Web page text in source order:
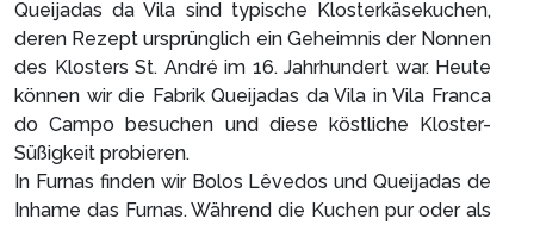
Queijadas da Vila sind typische Klosterkäsekuchen,
deren Rezept ursprünglich ein Geheimnis der Nonnen
des Klosters St. André im 16. Jahrhundert war. Heute
können wir die Fabrik Queijadas da Vila in Vila Franca
do Campo besuchen und diese köstliche Kloster-
Süßigkeit probieren.
In Furnas finden wir Bolos Lêvedos und Queijadas de
Inhame das Furnas. Während die Kuchen pur oder als